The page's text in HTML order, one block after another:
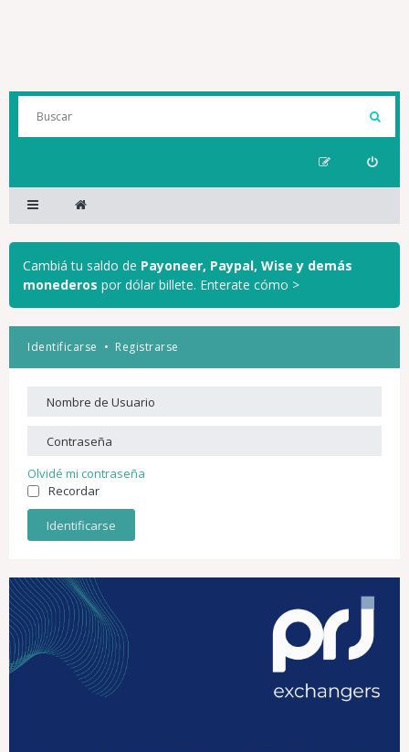
Cambiá tu saldo de Payoneer, Paypal, Wise y demás
monederos por dólar billete. Enterate cómo >
Identificarse • Registrarse
Olvidé mi contraseña
Recordar